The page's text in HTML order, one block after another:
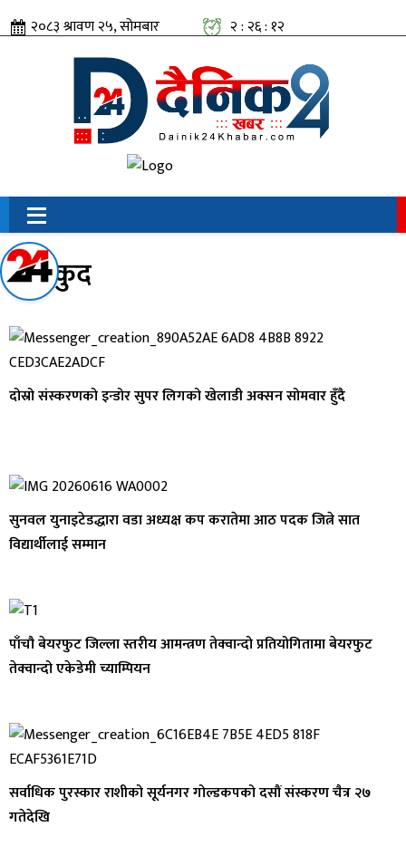
२०८३ श्रावण २५, सोमबार
२ : २६ : १२
सामाजिक संजालतिर:
खेलकुद
दोस्रो संस्करणको इन्डोर सुपर लिगको खेलाडी अक्सन सोमवार हुँदै
सुनवल युनाइटेडद्धारा वडा अध्यक्ष कप करातेमा आठ पदक जित्ने सात
विद्यार्थीलाई सम्मान
पाँचौ बेयरफुट जिल्ला स्तरीय आमन्त्रण तेक्वान्दो प्रतियोगितामा बेयरफुट
तेक्वान्दो एकेडेमी च्याम्पियन
सर्वाधिक पुरस्कार राशीको सूर्यनगर गोल्डकपको दसौं संस्करण चैत्र २७
गतेदेखि